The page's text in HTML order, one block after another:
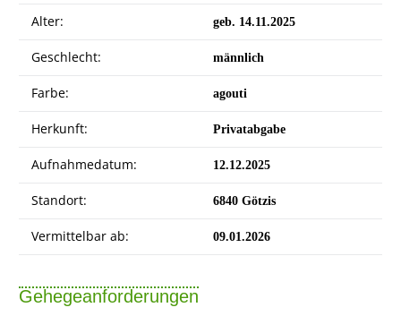
Alter: geb. 14.11.2025
Geschlecht: männlich
Farbe: agouti
Herkunft: Privatabgabe
Aufnahmedatum: 12.12.2025
Standort: 6840 Götzis
Vermittelbar ab: 09.01.2026
Gehegeanforderungen